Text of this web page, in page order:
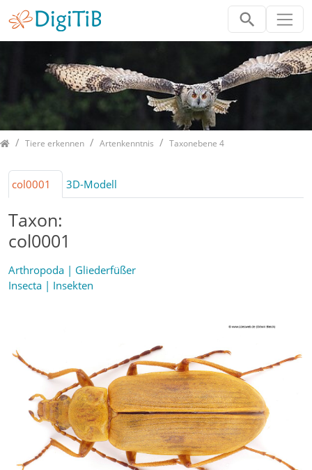
HomeTiere erkennen Artenkenntnis Taxonebene 4
col0001 3D-Modell
Taxon:
col0001
Arthropoda | Gliederfüßer
Insecta | Insekten